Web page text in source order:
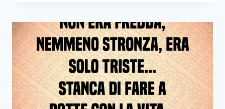
PROFONDAMENTE
SENSIBILI
IN
QUESTO
MONDO
SENZA
ESSERE
MOLTO
SPESSO